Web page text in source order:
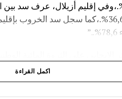
اكمل القراءة